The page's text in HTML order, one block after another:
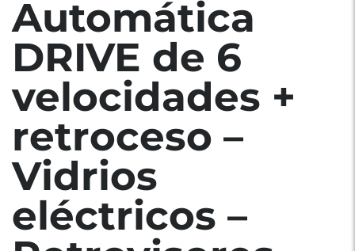
Automática
DRIVE de 6
velocidades +
retroceso –
Vidrios
eléctricos –